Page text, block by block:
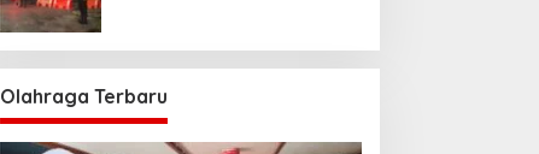
Olahraga Terbaru